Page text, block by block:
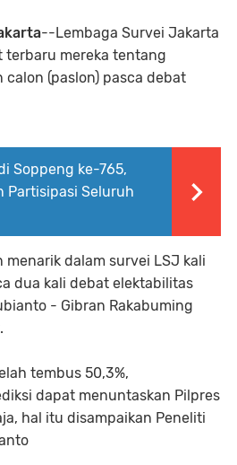
--Lembaga Survei Jakarta
terbaru mereka tentang
(paslon) pasca debat
Soppeng ke-765,
Partisipasi Seluruh
menarik dalam survei LSJ kali
dua kali debat elektabilitas
- Gibran Rakabuming
tembus 50,3%,
dapat menuntaskan Pilpres
hal itu disampaikan Peneliti